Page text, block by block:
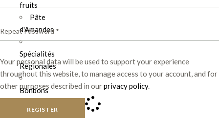
fruits
Pâte
d'Amandes
Spécialités
Régionales
Bonbons
Your personal data will be used to support your experience
throughout this website, to manage access to your account, and for
other purposes described in ourprivacy policy.
REGISTER